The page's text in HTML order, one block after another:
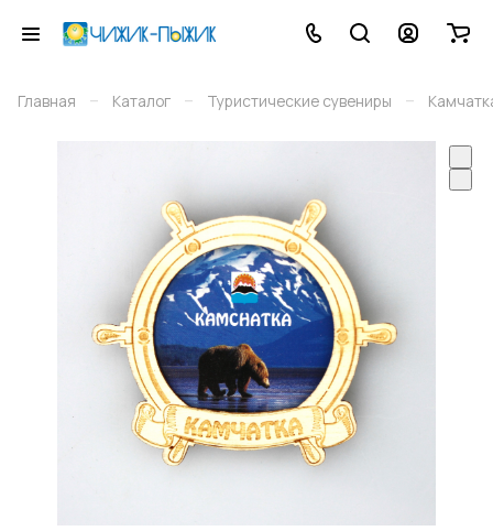
Главная – Каталог – Туристические сувениры –